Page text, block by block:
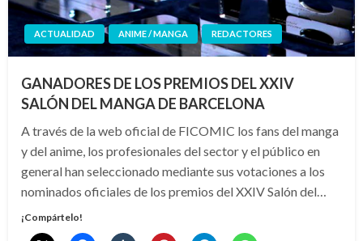
ACTUALIDAD ANIME / MANGA REDACTORES
GANADORES DE LOS PREMIOS DEL XXIV
SALÓN DEL MANGA DE BARCELONA
A través de la web oficial de FICOMIC los fans del manga
y del anime, los profesionales del sector y el público en
general han seleccionado mediante sus votaciones a los
nominados oficiales de los premios del XXIV Salón del…
¡Compártelo!